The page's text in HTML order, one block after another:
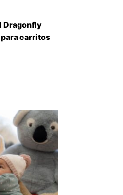
Dragonfly
carritos